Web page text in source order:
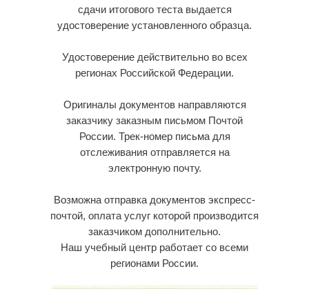
сдачи итогового теста выдается
удостоверение установленного образца.
Удостоверение действительно во всех
регионах Российской Федерации.
Оригиналы документов направляются
заказчику заказным письмом Почтой
России. Трек-номер письма для
отслеживания отправляется на
электронную почту.
Возможна отправка документов экспресс-
почтой, оплата услуг которой производится
заказчиком дополнительно.
Наш учебный центр работает со всеми
регионами России.